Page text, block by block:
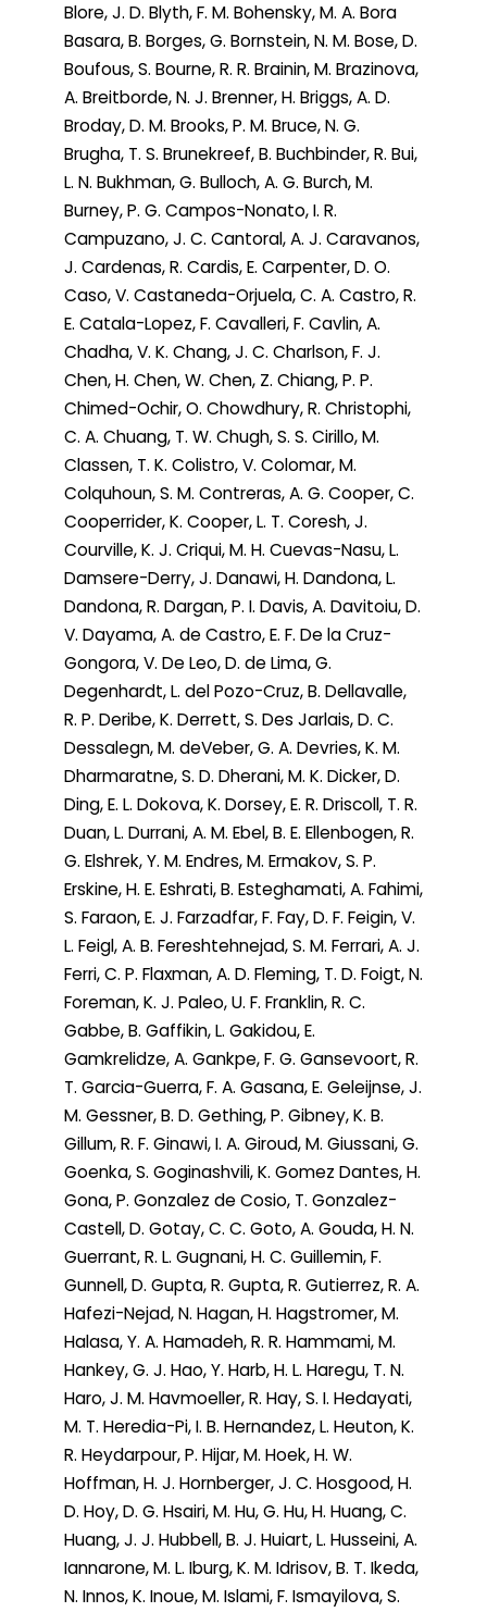
Blore, J. D. Blyth, F. M. Bohensky, M. A. Bora
Basara, B. Borges, G. Bornstein, N. M. Bose, D.
Boufous, S. Bourne, R. R. Brainin, M. Brazinova,
A. Breitborde, N. J. Brenner, H. Briggs, A. D.
Broday, D. M. Brooks, P. M. Bruce, N. G.
Brugha, T. S. Brunekreef, B. Buchbinder, R. Bui,
L. N. Bukhman, G. Bulloch, A. G. Burch, M.
Burney, P. G. Campos-Nonato, I. R.
Campuzano, J. C. Cantoral, A. J. Caravanos,
J. Cardenas, R. Cardis, E. Carpenter, D. O.
Caso, V. Castaneda-Orjuela, C. A. Castro, R.
E. Catala-Lopez, F. Cavalleri, F. Cavlin, A.
Chadha, V. K. Chang, J. C. Charlson, F. J.
Chen, H. Chen, W. Chen, Z. Chiang, P. P.
Chimed-Ochir, O. Chowdhury, R. Christophi,
C. A. Chuang, T. W. Chugh, S. S. Cirillo, M.
Classen, T. K. Colistro, V. Colomar, M.
Colquhoun, S. M. Contreras, A. G. Cooper, C.
Cooperrider, K. Cooper, L. T. Coresh, J.
Courville, K. J. Criqui, M. H. Cuevas-Nasu, L.
Damsere-Derry, J. Danawi, H. Dandona, L.
Dandona, R. Dargan, P. I. Davis, A. Davitoiu, D.
V. Dayama, A. de Castro, E. F. De la Cruz-
Gongora, V. De Leo, D. de Lima, G.
Degenhardt, L. del Pozo-Cruz, B. Dellavalle,
R. P. Deribe, K. Derrett, S. Des Jarlais, D. C.
Dessalegn, M. deVeber, G. A. Devries, K. M.
Dharmaratne, S. D. Dherani, M. K. Dicker, D.
Ding, E. L. Dokova, K. Dorsey, E. R. Driscoll, T. R.
Duan, L. Durrani, A. M. Ebel, B. E. Ellenbogen, R.
G. Elshrek, Y. M. Endres, M. Ermakov, S. P.
Erskine, H. E. Eshrati, B. Esteghamati, A. Fahimi,
S. Faraon, E. J. Farzadfar, F. Fay, D. F. Feigin, V.
L. Feigl, A. B. Fereshtehnejad, S. M. Ferrari, A. J.
Ferri, C. P. Flaxman, A. D. Fleming, T. D. Foigt, N.
Foreman, K. J. Paleo, U. F. Franklin, R. C.
Gabbe, B. Gaffikin, L. Gakidou, E.
Gamkrelidze, A. Gankpe, F. G. Gansevoort, R.
T. Garcia-Guerra, F. A. Gasana, E. Geleijnse, J.
M. Gessner, B. D. Gething, P. Gibney, K. B.
Gillum, R. F. Ginawi, I. A. Giroud, M. Giussani, G.
Goenka, S. Goginashvili, K. Gomez Dantes, H.
Gona, P. Gonzalez de Cosio, T. Gonzalez-
Castell, D. Gotay, C. C. Goto, A. Gouda, H. N.
Guerrant, R. L. Gugnani, H. C. Guillemin, F.
Gunnell, D. Gupta, R. Gupta, R. Gutierrez, R. A.
Hafezi-Nejad, N. Hagan, H. Hagstromer, M.
Halasa, Y. A. Hamadeh, R. R. Hammami, M.
Hankey, G. J. Hao, Y. Harb, H. L. Haregu, T. N.
Haro, J. M. Havmoeller, R. Hay, S. I. Hedayati,
M. T. Heredia-Pi, I. B. Hernandez, L. Heuton, K.
R. Heydarpour, P. Hijar, M. Hoek, H. W.
Hoffman, H. J. Hornberger, J. C. Hosgood, H.
D. Hoy, D. G. Hsairi, M. Hu, G. Hu, H. Huang, C.
Huang, J. J. Hubbell, B. J. Huiart, L. Husseini, A.
Iannarone, M. L. Iburg, K. M. Idrisov, B. T. Ikeda,
N. Innos, K. Inoue, M. Islami, F. Ismayilova, S.